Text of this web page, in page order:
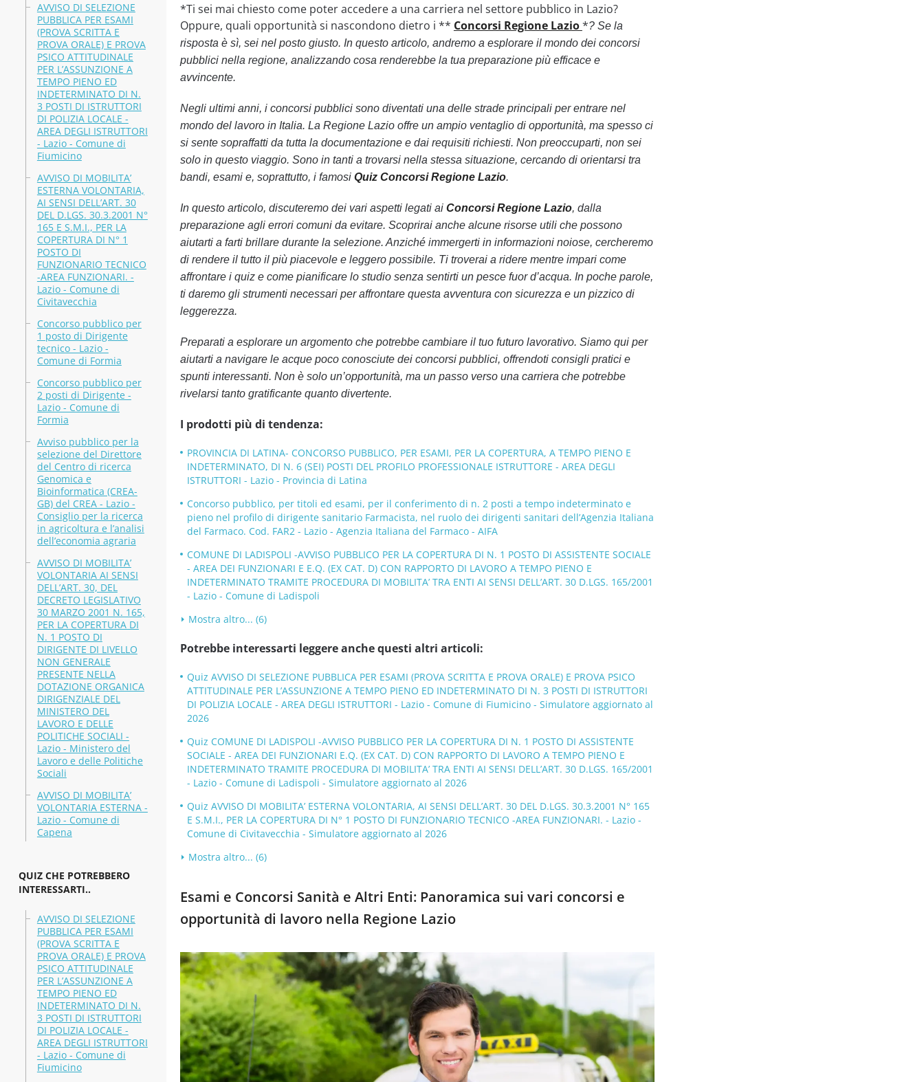
AVVISO DI SELEZIONE
PUBBLICA PER ESAMI
(PROVA SCRITTA E
PROVA ORALE) E PROVA
PSICO ATTITUDINALE
PER L’ASSUNZIONE A
TEMPO PIENO ED
INDETERMINATO DI N.
3 POSTI DI ISTRUTTORI
DI POLIZIA LOCALE -
AREA DEGLI ISTRUTTORI
- Lazio - Comune di
Fiumicino
AVVISO DI MOBILITA’
ESTERNA VOLONTARIA,
AI SENSI DELL’ART. 30
DEL D.LGS. 30.3.2001 N°
165 E S.M.I., PER LA
COPERTURA DI N° 1
POSTO DI
FUNZIONARIO TECNICO
-AREA FUNZIONARI. -
Lazio - Comune di
Civitavecchia
Concorso pubblico per
1 posto di Dirigente
tecnico - Lazio -
Comune di Formia
Concorso pubblico per
2 posti di Dirigente -
Lazio - Comune di
Formia
Avviso pubblico per la
selezione del Direttore
del Centro di ricerca
Genomica e
Bioinformatica (CREA-
GB) del CREA - Lazio -
Consiglio per la ricerca
in agricoltura e l’analisi
dell’economia agraria
AVVISO DI MOBILITA’
VOLONTARIA AI SENSI
DELL’ART. 30, DEL
DECRETO LEGISLATIVO
30 MARZO 2001 N. 165,
PER LA COPERTURA DI
N. 1 POSTO DI
DIRIGENTE DI LIVELLO
NON GENERALE
PRESENTE NELLA
DOTAZIONE ORGANICA
DIRIGENZIALE DEL
MINISTERO DEL
LAVORO E DELLE
POLITICHE SOCIALI -
Lazio - Ministero del
Lavoro e delle Politiche
Sociali
AVVISO DI MOBILITA’
VOLONTARIA ESTERNA -
Lazio - Comune di
Capena
QUIZ CHE POTREBBERO
INTERESSARTI..
AVVISO DI SELEZIONE
PUBBLICA PER ESAMI
(PROVA SCRITTA E
PROVA ORALE) E PROVA
PSICO ATTITUDINALE
PER L’ASSUNZIONE A
TEMPO PIENO ED
INDETERMINATO DI N.
3 POSTI DI ISTRUTTORI
DI POLIZIA LOCALE -
AREA DEGLI ISTRUTTORI
- Lazio - Comune di
Fiumicino
*Ti sei mai chiesto come poter accedere a una carriera nel settore pubblico in Lazio?
Oppure, quali opportunità si nascondono dietro i ** Concorsi Regione Lazio*? Se la
risposta è sì, sei nel posto giusto. In questo articolo, andremo a esplorare il mondo dei concorsi
pubblici nella regione, analizzando cosa renderebbe la tua preparazione più efficace e
avvincente.
Negli ultimi anni, i concorsi pubblici sono diventati una delle strade principali per entrare nel
mondo del lavoro in Italia. La Regione Lazio offre un ampio ventaglio di opportunità, ma spesso ci
si sente sopraffatti da tutta la documentazione e dai requisiti richiesti. Non preoccuparti, non sei
solo in questo viaggio. Sono in tanti a trovarsi nella stessa situazione, cercando di orientarsi tra
bandi, esami e, soprattutto, i famosi Quiz Concorsi Regione Lazio.
In questo articolo, discuteremo dei vari aspetti legati ai Concorsi Regione Lazio, dalla
preparazione agli errori comuni da evitare. Scoprirai anche alcune risorse utili che possono
aiutarti a farti brillare durante la selezione. Anziché immergerti in informazioni noiose, cercheremo
di rendere il tutto il più piacevole e leggero possibile. Ti troverai a ridere mentre impari come
affrontare i quiz e come pianificare lo studio senza sentirti un pesce fuor d’acqua. In poche parole,
ti daremo gli strumenti necessari per affrontare questa avventura con sicurezza e un pizzico di
leggerezza.
Preparati a esplorare un argomento che potrebbe cambiare il tuo futuro lavorativo. Siamo qui per
aiutarti a navigare le acque poco conosciute dei concorsi pubblici, offrendoti consigli pratici e
spunti interessanti. Non è solo un’opportunità, ma un passo verso una carriera che potrebbe
rivelarsi tanto gratificante quanto divertente.
I prodotti più di tendenza:
PROVINCIA DI LATINA- CONCORSO PUBBLICO, PER ESAMI, PER LA COPERTURA, A TEMPO PIENO E
INDETERMINATO, DI N. 6 (SEI) POSTI DEL PROFILO PROFESSIONALE ISTRUTTORE - AREA DEGLI
ISTRUTTORI - Lazio - Provincia di Latina
Concorso pubblico, per titoli ed esami, per il conferimento di n. 2 posti a tempo indeterminato e
pieno nel profilo di dirigente sanitario Farmacista, nel ruolo dei dirigenti sanitari dell’Agenzia Italiana
del Farmaco. Cod. FAR2 - Lazio - Agenzia Italiana del Farmaco - AIFA
COMUNE DI LADISPOLI -AVVISO PUBBLICO PER LA COPERTURA DI N. 1 POSTO DI ASSISTENTE SOCIALE
- AREA DEI FUNZIONARI E E.Q. (EX CAT. D) CON RAPPORTO DI LAVORO A TEMPO PIENO E
INDETERMINATO TRAMITE PROCEDURA DI MOBILITA’ TRA ENTI AI SENSI DELL’ART. 30 D.LGS. 165/2001
- Lazio - Comune di Ladispoli
Mostra altro... (6)
Potrebbe interessarti leggere anche questi altri articoli:
Quiz AVVISO DI SELEZIONE PUBBLICA PER ESAMI (PROVA SCRITTA E PROVA ORALE) E PROVA PSICO
ATTITUDINALE PER L’ASSUNZIONE A TEMPO PIENO ED INDETERMINATO DI N. 3 POSTI DI ISTRUTTORI
DI POLIZIA LOCALE - AREA DEGLI ISTRUTTORI - Lazio - Comune di Fiumicino - Simulatore aggiornato al
2026
Quiz COMUNE DI LADISPOLI -AVVISO PUBBLICO PER LA COPERTURA DI N. 1 POSTO DI ASSISTENTE
SOCIALE - AREA DEI FUNZIONARI E.Q. (EX CAT. D) CON RAPPORTO DI LAVORO A TEMPO PIENO E
INDETERMINATO TRAMITE PROCEDURA DI MOBILITA’ TRA ENTI AI SENSI DELL’ART. 30 D.LGS. 165/2001
- Lazio - Comune di Ladispoli - Simulatore aggiornato al 2026
Quiz AVVISO DI MOBILITA’ ESTERNA VOLONTARIA, AI SENSI DELL’ART. 30 DEL D.LGS. 30.3.2001 N° 165
E S.M.I., PER LA COPERTURA DI N° 1 POSTO DI FUNZIONARIO TECNICO -AREA FUNZIONARI. - Lazio -
Comune di Civitavecchia - Simulatore aggiornato al 2026
Mostra altro... (6)
Esami e Concorsi Sanità e Altri Enti: Panoramica sui vari concorsi e
opportunità di lavoro nella Regione Lazio